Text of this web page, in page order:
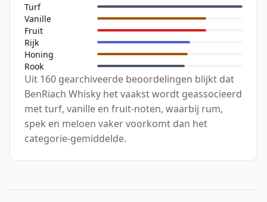
Turf
Vanille
Fruit
Rijk
Honing
Rook
Uit 160 gearchiveerde beoordelingen blijkt dat
BenRiach Whisky het vaakst wordt geassocieerd
met turf, vanille en fruit-noten, waarbij rum,
spek en meloen vaker voorkomt dan het
categorie-gemiddelde.